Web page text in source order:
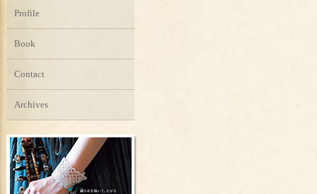
Profile
Book
Contact
Archives